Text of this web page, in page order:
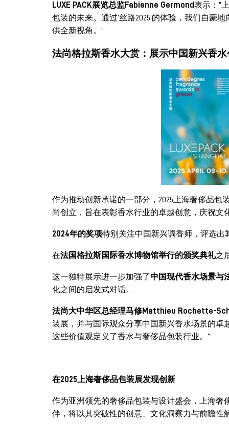
LUXE PACK展览总监Fabienne Germond表示：“
包装的未来。通过‘丝路2025’的体验，我们自豪
供全新视角。”
法尚格拉斯香水大赏：展示中国新兴香水
作为推动创新承诺的一部分，2025上海奢侈品包
尚创立，旨在表彰香水行业的卓越创意，庆祝文
2024年的奖项特别关注中国新兴调香师，评选出
在法国格拉斯国际香水博物馆举行的颁奖典礼之
这一独特展示进一步加强了中国现代香水场景与
化之间的启发式对话。
法尚大中华区总经理马修Matthieu Rochette-
装展，并与国际观众分享中国新兴香水场景的
这些价值观定义了香水与奢侈品包装行业。”
在2025上海奢侈品包装展发现创新
作为亚洲领先的奢侈品包装与设计盛会，上海
伴，将以其突破性的创意、文化洞察力与前瞻